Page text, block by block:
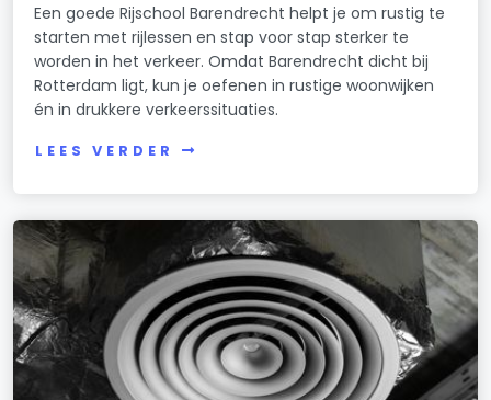
Een goede Rijschool Barendrecht helpt je om rustig te
starten met rijlessen en stap voor stap sterker te
worden in het verkeer. Omdat Barendrecht dicht bij
Rotterdam ligt, kun je oefenen in rustige woonwijken
én in drukkere verkeerssituaties.
LEES VERDER